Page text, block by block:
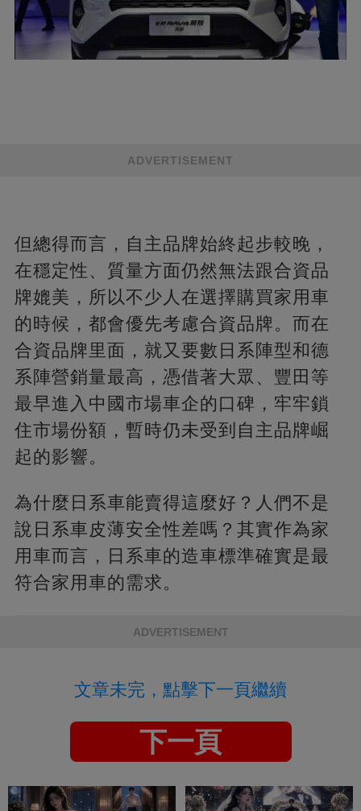
ADVERTISEMENT
但總得而言，自主品牌始終起步較晚，
在穩定性、質量方面仍然無法跟合資品
牌媲美，所以不少人在選擇購買家用車
的時候，都會優先考慮合資品牌。而在
合資品牌里面，就又要數日系陣型和德
系陣營銷量最高，憑借著大眾、豐田等
最早進入中國市場車企的口碑，牢牢鎖
住市場份額，暫時仍未受到自主品牌崛
起的影響。
為什麼日系車能賣得這麼好？人們不是
說日系車皮薄安全性差嗎？其實作為家
用車而言，日系車的造車標準確實是最
符合家用車的需求。
ADVERTISEMENT
文章未完，點擊下一頁繼續
下一頁